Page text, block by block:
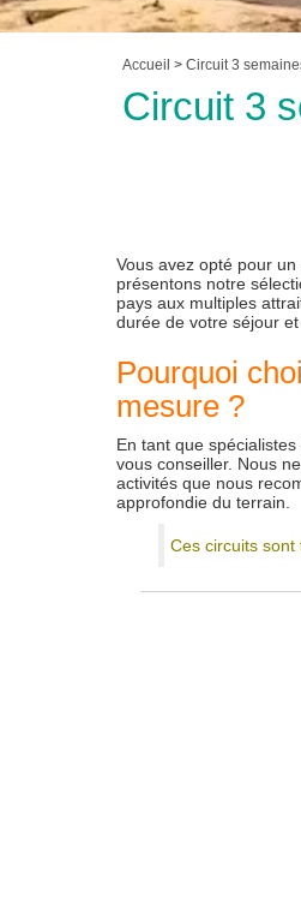
Accueil > Circuit 3
Circuit 3
Vous avez opté pour
présentons notre
pays aux multiples
durée de votre séjour et
Pourquoi
mesure ?
En tant que
vous conseiller. Nous
activités que nous
approfondie du terrain.
Ces circuits sont